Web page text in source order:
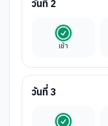
วันที่ 2
เช้า
รวมในค่าทัวร์
วันที่ 3
รวมในค่าทัวร์